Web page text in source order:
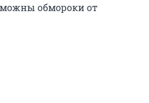
обмороки от